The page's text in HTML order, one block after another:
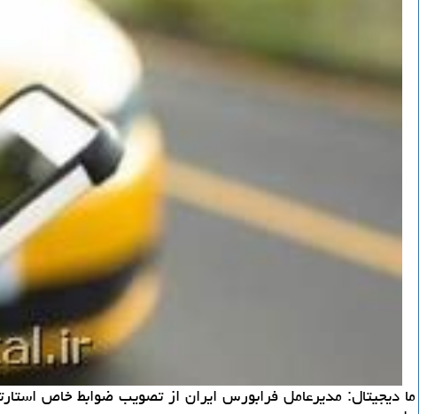
ما دیجیتال: مدیرعامل فرابورس ایران از تصویب ضوابط خاص